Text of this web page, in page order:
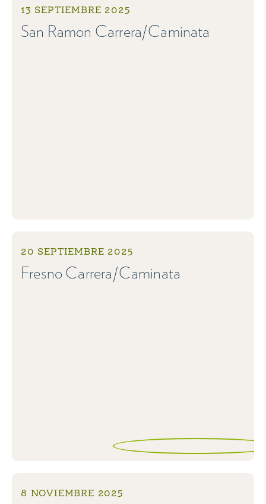
13 SEPTIEMBRE 2025
San Ramon Carrera/Caminata
20 SEPTIEMBRE 2025
Fresno Carrera/Caminata
8 NOVIEMBRE 2025